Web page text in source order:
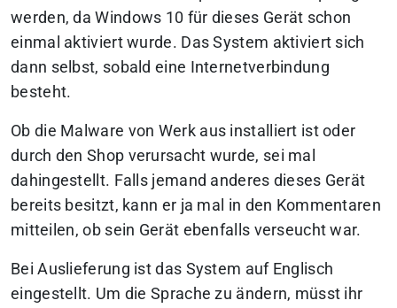
werden, da Windows 10 für dieses Gerät schon
einmal aktiviert wurde. Das System aktiviert sich
dann selbst, sobald eine Internetverbindung
besteht.
Ob die Malware von Werk aus installiert ist oder
durch den Shop verursacht wurde, sei mal
dahingestellt. Falls jemand anderes dieses Gerät
bereits besitzt, kann er ja mal in den Kommentaren
mitteilen, ob sein Gerät ebenfalls verseucht war.
Bei Auslieferung ist das System auf Englisch
eingestellt. Um die Sprache zu ändern, müsst ihr